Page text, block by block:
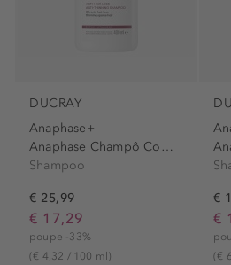
DUCRAY
Anaphase+
Anaphase Champô Complemento...
Shampoo
€ 25,99
€ 17,29
poupe -33%
(€ 4,32 / 100 ml)
€
€
(€